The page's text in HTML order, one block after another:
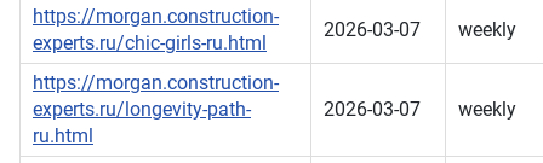
https://morgan.construction-
experts.ru/chic-girls-ru.html
2026-03-07 weekly
https://morgan.construction-
experts.ru/longevity-path-
ru.html
2026-03-07 weekly